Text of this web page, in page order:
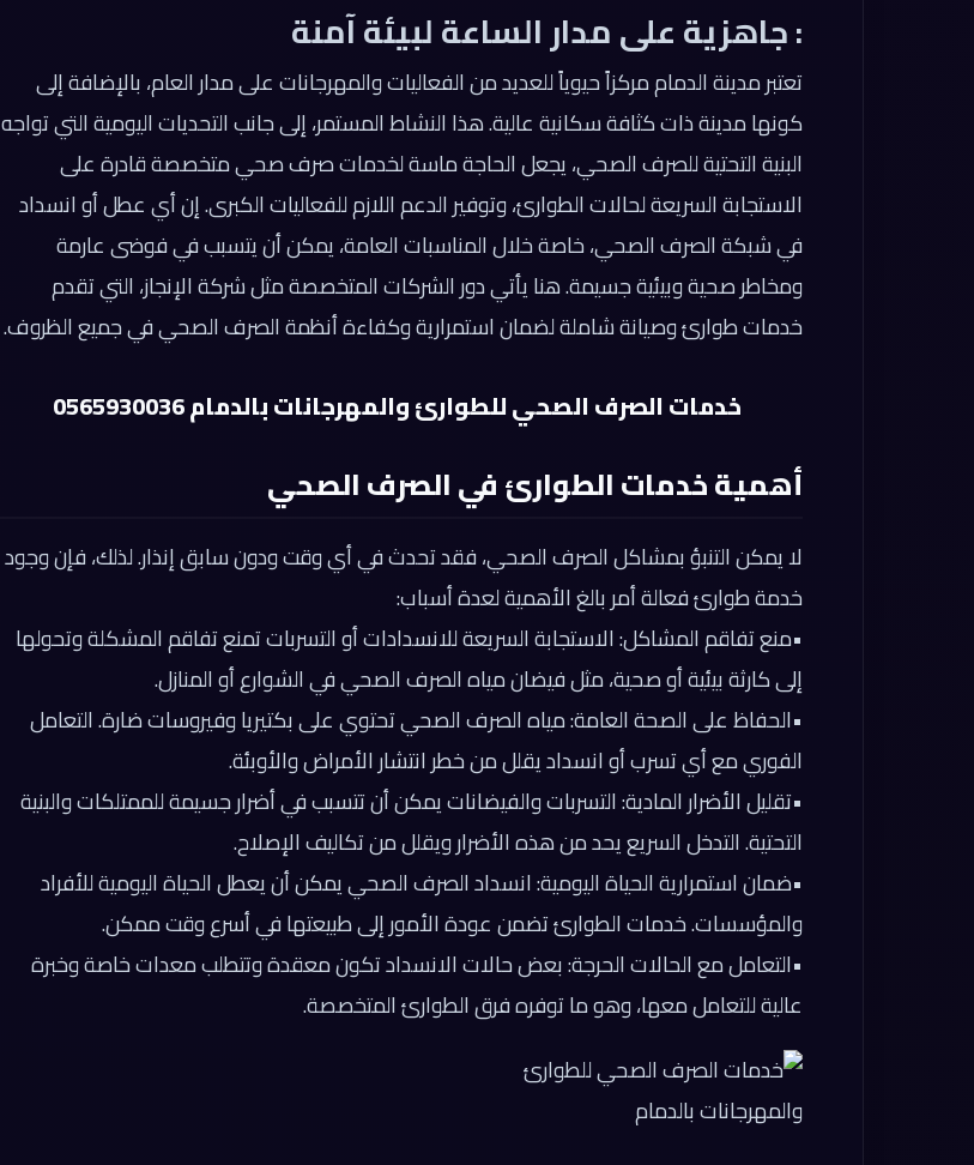
: جاهزية على مدار الساعة لبيئة آمنة
تعتبر مدينة الدمام مركزاً حيوياً للعديد من الفعاليات والمهرجانات على مدار العام، بالإضافة إلى
كونها مدينة ذات كثافة سكانية عالية. هذا النشاط المستمر، إلى جانب التحديات اليومية التي تواجه
البنية التحتية للصرف الصحي، يجعل الحاجة ماسة لخدمات صرف صحي متخصصة قادرة على
الاستجابة السريعة لحالات الطوارئ، وتوفير الدعم اللازم للفعاليات الكبرى. إن أي عطل أو انسداد
في شبكة الصرف الصحي، خاصة خلال المناسبات العامة، يمكن أن يتسبب في فوضى عارمة
ومخاطر صحية وبيئية جسيمة. هنا يأتي دور الشركات المتخصصة مثل شركة الإنجاز، التي تقدم
خدمات طوارئ وصيانة شاملة لضمان استمرارية وكفاءة أنظمة الصرف الصحي في جميع الظروف.
خدمات الصرف الصحي للطوارئ والمهرجانات بالدمام 0565930036
أهمية خدمات الطوارئ في الصرف الصحي
لا يمكن التنبؤ بمشاكل الصرف الصحي، فقد تحدث في أي وقت ودون سابق إنذار. لذلك، فإن وجود
خدمة طوارئ فعالة أمر بالغ الأهمية لعدة أسباب:
•منع تفاقم المشاكل:الاستجابة السريعة للانسدادات أو التسربات تمنع تفاقم المشكلة وتحولها
إلى كارثة بيئية أو صحية، مثل فيضان مياه الصرف الصحي في الشوارع أو المنازل.
•الحفاظ على الصحة العامة:مياه الصرف الصحي تحتوي على بكتيريا وفيروسات ضارة. التعامل
الفوري مع أي تسرب أو انسداد يقلل من خطر انتشار الأمراض والأوبئة.
•تقليل الأضرار المادية:التسربات والفيضانات يمكن أن تتسبب في أضرار جسيمة للممتلكات والبنية
التحتية. التدخل السريع يحد من هذه الأضرار ويقلل من تكاليف الإصلاح.
•ضمان استمرارية الحياة اليومية:انسداد الصرف الصحي يمكن أن يعطل الحياة اليومية للأفراد
والمؤسسات. خدمات الطوارئ تضمن عودة الأمور إلى طبيعتها في أسرع وقت ممكن.
•التعامل مع الحالات الحرجة:بعض حالات الانسداد تكون معقدة وتتطلب معدات خاصة وخبرة
عالية للتعامل معها، وهو ما توفره فرق الطوارئ المتخصصة.